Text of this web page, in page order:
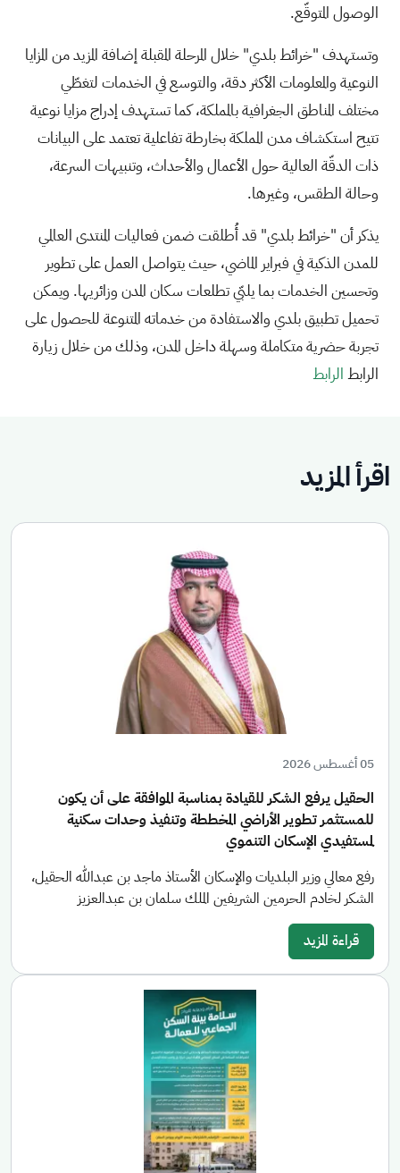
الوصول المتوقّع.
وتستهدف "خرائط بلدي" خلال المرحلة المقبلة إضافة المزيد من المزايا
النوعية والمعلومات الأكثر دقة، والتوسع في الخدمات لتغطّي
مختلف المناطق الجغرافية بالمملكة، كما تستهدف إدراج مزايا نوعية
تتيح استكشاف مدن المملكة بخارطة تفاعلية تعتمد على البيانات
ذات الدقّة العالية حول الأعمال والأحداث، وتنبيهات السرعة،
وحالة الطقس، وغيرها.
يذكر أن "خرائط بلدي" قد أُطلقت ضمن فعاليات المنتدى العالمي
للمدن الذكية في فبراير الماضي، حيث يتواصل العمل على تطوير
وتحسين الخدمات بما يلبّي تطلعات سكان المدن وزائريها. ويمكن
تحميل تطبيق بلدي والاستفادة من خدماته المتنوعة للحصول على
تجربة حضرية متكاملة وسهلة داخل المدن، وذلك من خلال زيارة
الرابط الرابط
اقرأ المزيد
05 أغسطس 2026
الحقيل يرفع الشكر للقيادة بمناسبة الموافقة على أن يكون
للمستثمر تطوير الأراضي المخططة وتنفيذ وحدات سكنية
لمستفيدي الإسكان التنموي
رفع معالي وزير البلديات والإسكان الأستاذ ماجد بن عبدالله الحقيل،
الشكر لخادم الحرمين الشريفين الملك سلمان بن عبدالعزيز
قراءة المزيد